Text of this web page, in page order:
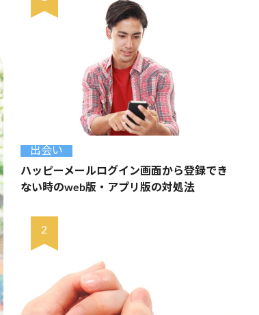
出会い
ハッピーメールログイン画面から登録でき
ない時のweb版・アプリ版の対処法